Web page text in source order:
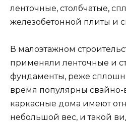
ленточные, столбчатые,
железобетонной плиты и
В малоэтажном
применяли ленточные и
фундаменты, реже
время популярны свайно-
каркасные дома имеют
небольшой вес, и такой